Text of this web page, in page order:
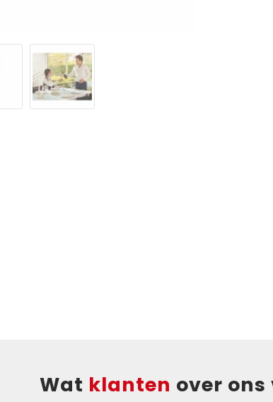
Wat klanten over